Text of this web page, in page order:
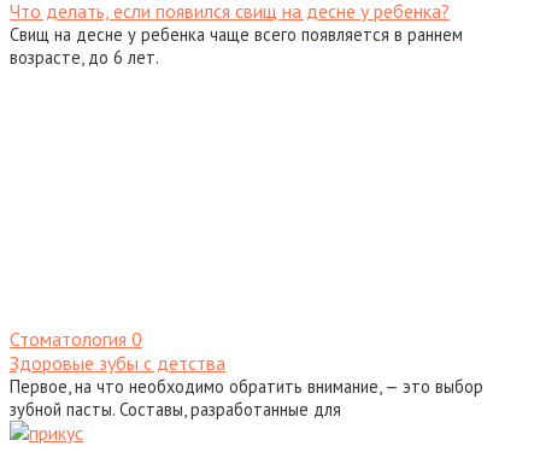
Что делать, если появился свищ на десне у ребенка?
Свищ на десне у ребенка чаще всего появляется в раннем
возрасте, до 6 лет.
Стоматология 0
Здоровые зубы с детства
Первое, на что необходимо обратить внимание, — это выбор
зубной пасты. Составы, разработанные для